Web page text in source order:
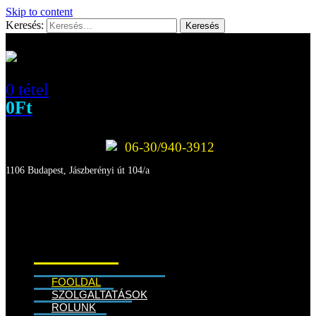
Skip to content
Keresés:
0 tétel
0Ft
06-30/940-3912
1106 Budapest, Jászberényi út 104/a
FŐOLDAL
SZOLGÁLTATÁSOK
RÓLUNK